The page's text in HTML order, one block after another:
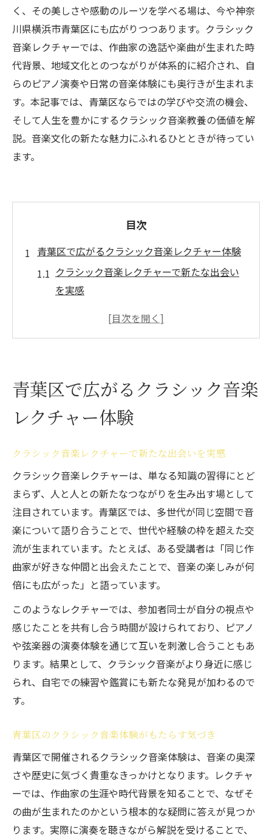
く、その美しさや感動のルーツを学べる場は、今や神奈
川県横浜市青葉区にも広がりつつあります。クラシック
音楽レクチャーでは、作曲家の逸話や楽曲が生まれた時
代背景、地域文化とのつながりが体系的に紹介され、自
らのピアノ演奏や日常の音楽体験にも奥行きが生まれま
す。本記事では、青葉区ならではの学びや交流の機会、
そして人生を豊かにするクラシック音楽教養の価値を解
説。音楽文化の新たな魅力にふれるひとときが待ってい
ます。
目次
青葉区で広がるクラシック音楽レクチャー体験
クラシック音楽レクチャーで新たな出会い
を実感
青葉区のクラシック音楽体験がもたらす気
クラシック音楽教養が身近に感じられる青
葉区
音楽教室体験でクラシック音楽の魅力再発
クラシック音楽で美しい音色の奥深さを学
ぶ
音楽教養を深めるクラシック音楽の学び方
ピアノレッスンを通じて広がるクラシック
音楽の世界
クラシック音楽が日常に与える豊かな影響
楽器選びとクラシック音楽教養のつながり
学びと交流が生まれるクラシック音楽の時間
クラシック音楽を通じた地域交流の広がり
音楽教室で深まるクラシック音楽への理解
ピアノ調律体験がクラシック音楽の価値を
クラシック音楽の魅力が人と人をつなぐ理
教養を育むクラシック音楽学習の時間
演奏歴問わず楽しめる音楽レクチャーの魅力
初心者も楽しめるクラシック音楽レクチャ
ー
青葉区で広がるクラシック音楽
レクチャー体験
クラシック音楽レクチャーで新たな出会いを実感
クラシック音楽レクチャーは、単なる知識の習得にとど
まらず、人と人との新たなつながりを生み出す場として
注目されています。青葉区では、多世代が同じ空間で音
楽について語り合うことで、世代や経験の枠を超えた交
流が生まれています。たとえば、ある受講者は「同じ作
曲家が好きな仲間と出会えたことで、音楽の楽しみが何
倍にも広がった」と語っています。
このようなレクチャーでは、参加者同士が自分の視点や
感じたことを共有し合う時間が設けられており、ピアノ
や弦楽器の演奏体験を通じて互いを刺激し合うこともあ
ります。結果として、クラシック音楽がより身近に感じ
られ、自宅での練習や鑑賞にも新たな発見が加わるので
す。
青葉区のクラシック音楽体験がもたらす気づき
青葉区で開催されるクラシック音楽体験は、音楽の奥深
さや歴史に気づく貴重なきっかけとなります。レクチャ
ーでは、作曲家の生涯や時代背景を知ることで、なぜそ
の曲が生まれたのかという根本的な疑問に答えが見つか
ります。実際に演奏を聴きながら解説を受けることで、